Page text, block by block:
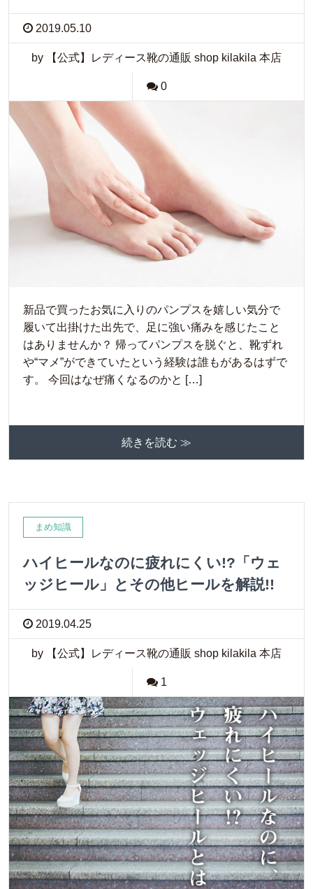
2019.05.10
by 【公式】レディース靴の通販 shop kilakila 本店
0
新品で買ったお気に入りのパンプスを嬉しい気分で
履いて出掛けた出先で、足に強い痛みを感じたこと
はありませんか？ 帰ってパンプスを脱ぐと、靴ずれ
や“マメ”ができていたという経験は誰もがあるはずで
す。 今回はなぜ痛くなるのかと […]
続きを読む ≫
まめ知識
ハイヒールなのに疲れにくい!?「ウェ
ッジヒール」とその他ヒールを解説!!
2019.04.25
by 【公式】レディース靴の通販 shop kilakila 本店
1